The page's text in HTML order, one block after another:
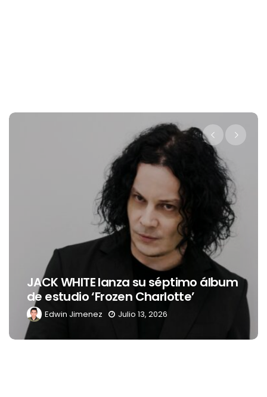
Levi’s® presenta a Belinda como su
nueva embajadora para
Latinoamérica
Edwin Jimenez Julio 13, 2026